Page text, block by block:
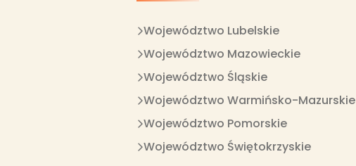
Województwo Lubelskie
Województwo Mazowieckie
Województwo Śląskie
Województwo Warmińsko-Mazurskie
Województwo Pomorskie
Województwo Świętokrzyskie